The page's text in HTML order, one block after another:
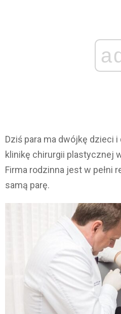
Dziś para ma dwójkę dzieci
klinikę chirurgii plastycznej
Firma rodzinna jest w pełni
samą parę.